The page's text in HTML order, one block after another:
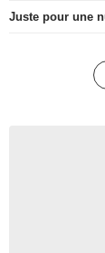
Juste pour une